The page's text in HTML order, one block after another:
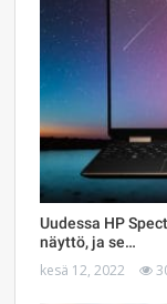
Uudessa HP
näyttö, ja se…
kesä 12, 2022